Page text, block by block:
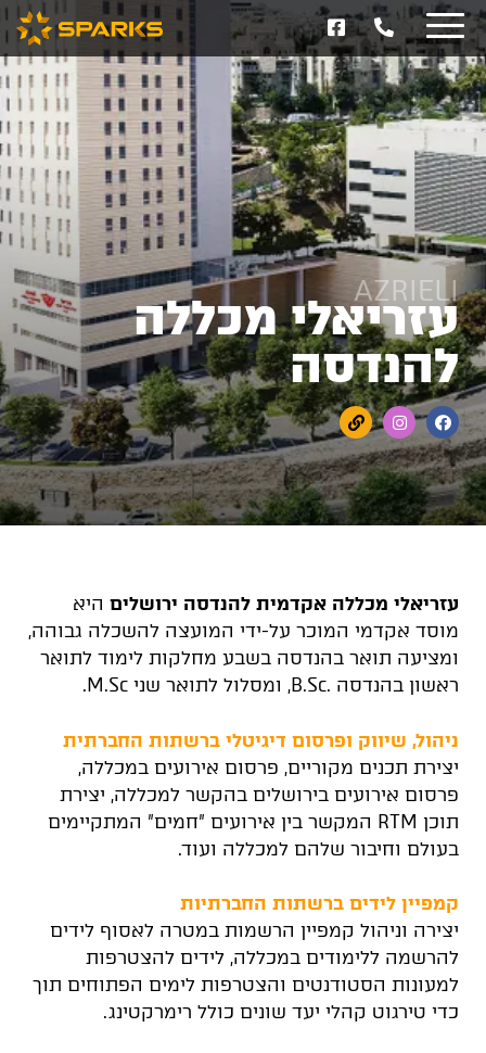
AZRIELI
עזריאלי מכללה
להנדסה
עזריאלי מכללה אקדמית להנדסה ירושלים היא
מוסד אקדמי המוכר על-ידי המועצה להשכלה גבוהה,
ומציעה תואר בהנדסה בשבע מחלקות לימוד לתואר
ראשון בהנדסה .B.Sc, ומסלול לתואר שני M.Sc.
ניהול, שיווק ופרסום דיגיטלי ברשתות החברתית
יצירת תכנים מקוריים, פרסום אירועים במכללה,
פרסום אירועים בירושלים בהקשר למכללה, יצירת
תוכן RTM המקשר בין אירועים "חמים" המתקיימים
בעולם וחיבור שלהם למכללה ועוד.
קמפיין לידים ברשתות החברתיות
יצירה וניהול קמפיין הרשמות במטרה לאסוף לידים
להרשמה ללימודים במכללה, לידים להצטרפות
למעונות הסטודנטים והצטרפות לימים הפתוחים תוך
כדי טירגוט קהלי יעד שונים כולל רימרקטינג.